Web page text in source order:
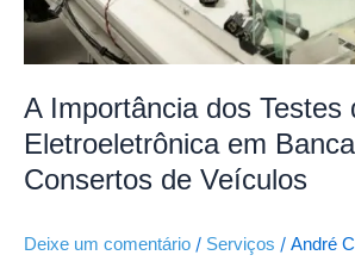
A Importância dos Testes
Eletroeletrônica em
Consertos de Veículos
Deixe um comentário / Serviços / André